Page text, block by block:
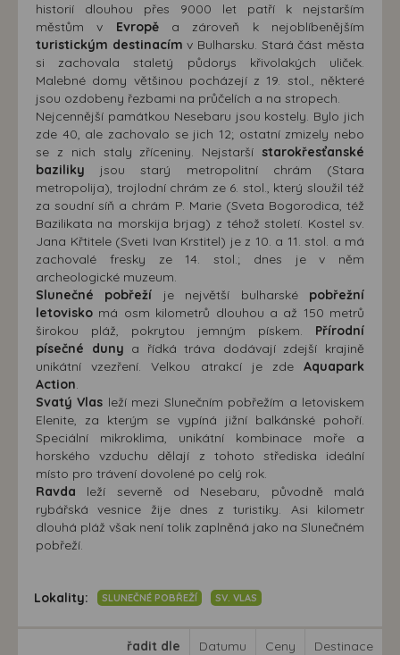
historií dlouhou přes 9000 let patří k nejstarším
městům v Evropěa zároveň k nejoblíbenějším
turistickým destinacím v Bulharsku. Stará část města
si zachovala staletý půdorys křivolakých uliček.
Malebné domy většinou pocházejí z 19. stol., některé
jsou ozdobeny řezbami na průčelích a na stropech.
Nejcennější památkou Nesebaru jsou kostely. Bylo jich
zde 40, ale zachovalo se jich 12; ostatní zmizely nebo
se z nich staly zříceniny. Nejstarší starokřesťanské
baziliky jsou starý metropolitní chrám (Stara
metropolija), trojlodní chrám ze 6. stol., který sloužil též
za soudní síň a chrám P. Marie (Sveta Bogorodica, též
Bazilikata na morskija brjag) z téhož století. Kostel sv.
Jana Křtitele (Sveti Ivan Krstitel) je z 10. a 11. stol. a má
zachovalé fresky ze 14. stol.; dnes je v něm
archeologické muzeum.
Slunečné pobřeží je největší bulharské pobřežní
letovisko má osm kilometrů dlouhou a až 150 metrů
širokou pláž, pokrytou jemným pískem. Přírodní
písečné duny a řídká tráva dodávají zdejší krajině
unikátní vzezření. Velkou atrakcí je zde Aquapark
Action.
Svatý Vlas leží mezi Slunečním pobřežím a letoviskem
Elenite, za kterým se vypíná jižní balkánské pohoří.
Speciální mikroklima, unikátní kombinace moře a
horského vzduchu dělají z tohoto střediska ideální
místo pro trávení dovolené po celý rok.
Ravda leží severně od Nesebaru, původně malá
rybářská vesnice žije dnes z turistiky. Asi kilometr
dlouhá pláž však není tolik zaplněná jako na Slunečném
pobřeží.
Lokality: SLUNEČNÉ POBŘEŽÍ SV. VLAS
řadit dle Datumu Ceny Destinace